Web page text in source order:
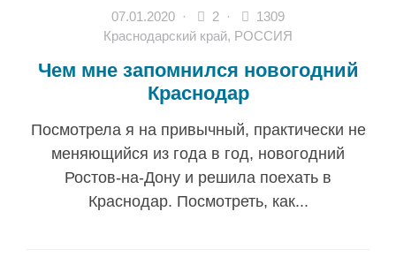
07.01.2020 · 2 ·
1309
Краснодарский край, РОССИЯ
Чем мне запомнился новогодний
Краснодар
Посмотрела я на привычный, практически не
меняющийся из года в год, новогодний
Ростов-на-Дону и решила поехать в
Краснодар. Посмотреть, как...